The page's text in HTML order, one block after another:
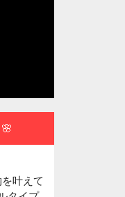
叶えて